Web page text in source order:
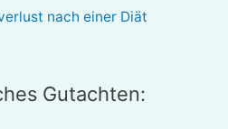
nach einer Diät
Gutachten: